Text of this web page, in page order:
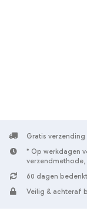
Gratis verzending
* Op werkdagen
60 dagen
Veilig & achteraf